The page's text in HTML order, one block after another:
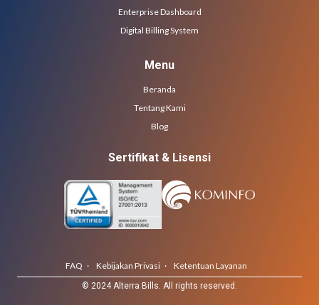
Enterprise Dashboard
Digital Billing System
Menu
Beranda
Tentang Kami
Blog
Sertifikat & Lisensi
FAQ · Kebijakan Privasi · Ketentuan Layanan
© 2024 Alterra Bills. All rights reserved.